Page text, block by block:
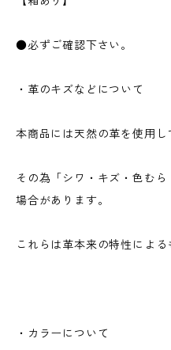
●必ずご確認下さい。
・革のキズなどについて
本商品には天然の革を使用し
その為「シワ・キズ・色む
場合があります。
これらは革本来の特性による
・カラーについて